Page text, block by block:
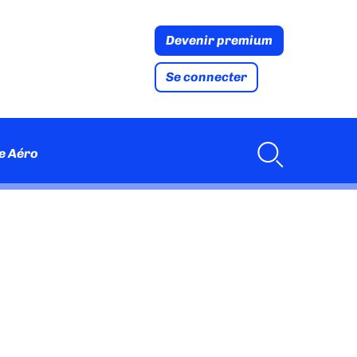
Devenir premium
Se connecter
Aéro